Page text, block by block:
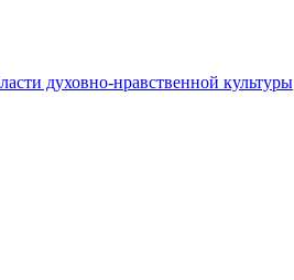
духовно-нравственной культуры